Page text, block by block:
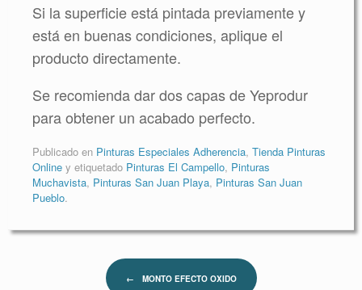
Si la superficie está pintada previamente y
está en buenas condiciones, aplique el
producto directamente.
Se recomienda dar dos capas de Yeprodur
para obtener un acabado perfecto.
Publicado en Pinturas Especiales Adherencia, Tienda Pinturas
Online y etiquetado Pinturas El Campello, Pinturas
Muchavista, Pinturas San Juan Playa, Pinturas San Juan
Pueblo.
Navegador de artículos
← MONTO EFECTO OXIDO